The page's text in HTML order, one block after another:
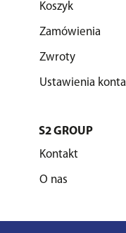
Koszyk
Zamówienia
Zwroty
Ustawienia konta
S2 GROUP
Kontakt
O nas